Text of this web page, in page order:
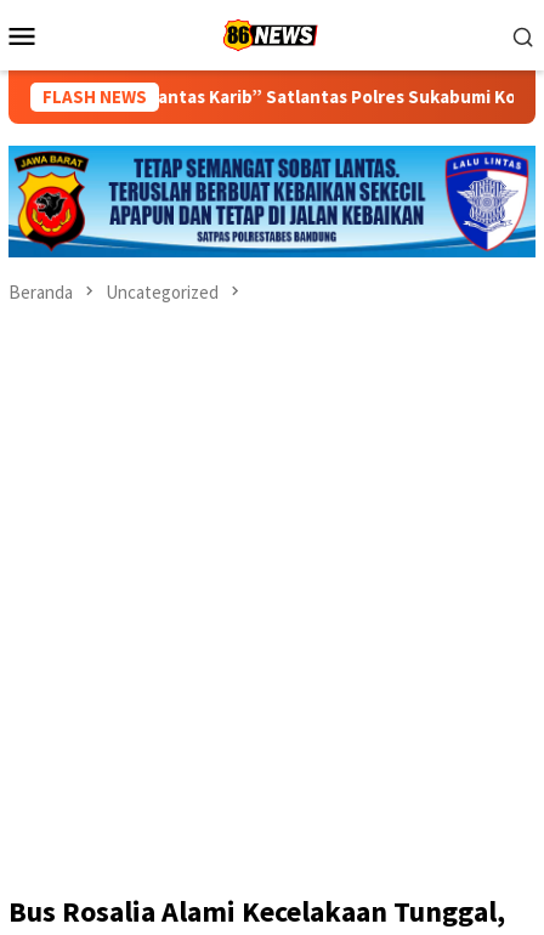
ke
Mobile
FLASH NEWS
Karib” Satlantas Polres Sukabumi Kota Berbagi Makanan
Beranda Uncategorized
Bus Rosalia Alami Kecelakaan Tunggal,